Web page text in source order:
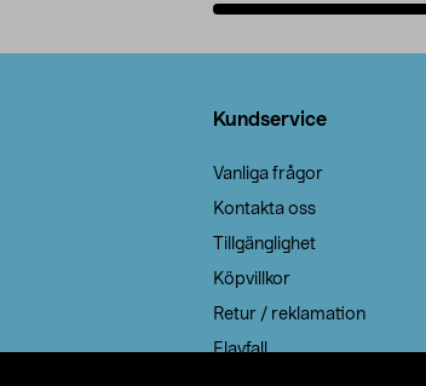
Kundservice
Vanliga frågor
Kontakta oss
Tillgänglighet
Köpvillkor
Retur / reklamation
Elavfall